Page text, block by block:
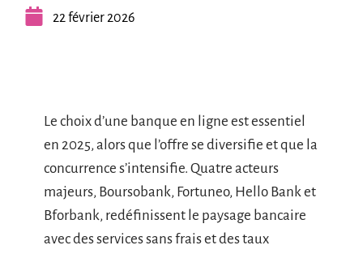
22 février 2026
Le choix d’une banque en ligne est essentiel
en 2025, alors que l’offre se diversifie et que la
concurrence s’intensifie. Quatre acteurs
majeurs, Boursobank, Fortuneo, Hello Bank et
Bforbank, redéfinissent le paysage bancaire
avec des services sans frais et des taux